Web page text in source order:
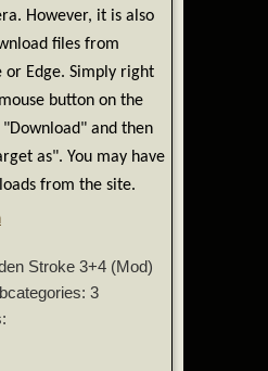
However, it is also
files from
or Edge. Simply right
button on the
and then
as". You may have
from the site.
Stroke 3+4 (Mod)
3